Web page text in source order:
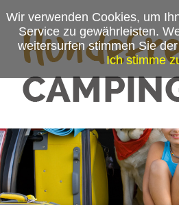
Wir verwenden Cookies, um
Service zu gewährleisten.
weitersurfen stimmen Sie
Ich stimme